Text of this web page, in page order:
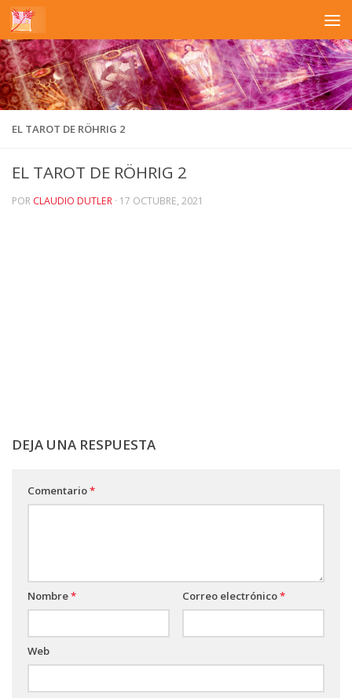
Saltar al contenido
EL TAROT DE RÖHRIG 2
EL TAROT DE RÖHRIG 2
POR CLAUDIO DUTLER · 17 OCTUBRE, 2021
DEJA UNA RESPUESTA
Comentario*
Nombre* Correo electrónico*
Web